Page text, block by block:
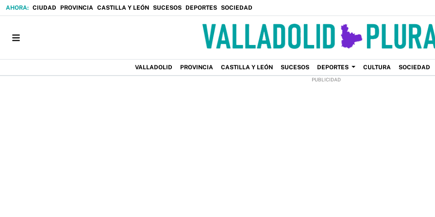
CIUDAD PROVINCIA CASTILLA Y LEÓN SUCESOS DEPORTES SOCIEDAD
VALLADOLID PROVINCIA CASTILLA Y LEÓN SUCESOS DEPORTES CULTURA SOCIEDAD